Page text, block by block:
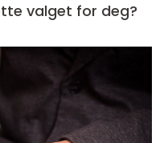
valget for deg?